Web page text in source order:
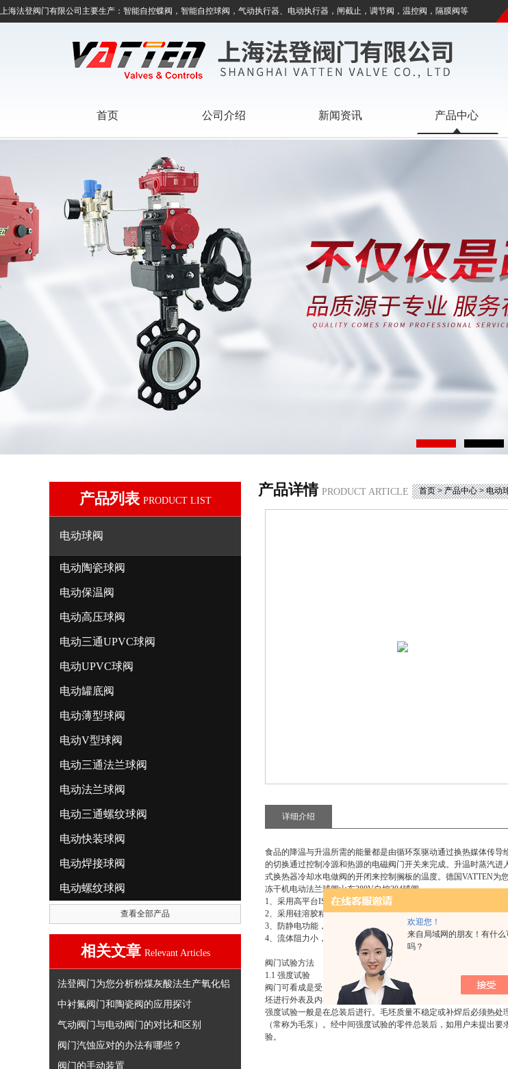
欢迎您！
来自局域网的朋友！有什么
吗？
上海法登阀门有限公司主要生产：智能自控蝶阀，智能自控球阀，气动执行器、电动执行器，闸截止，调节阀，温控阀，隔膜阀等
首页 公司介绍 新闻资讯 产品中心
产品列表 PRODUCT LIST
电动球阀
电动陶瓷球阀
电动保温阀
电动高压球阀
电动三通UPVC球阀
电动UPVC球阀
电动罐底阀
电动薄型球阀
电动V型球阀
电动三通法兰球阀
电动法兰球阀
电动三通螺纹球阀
电动快装球阀
电动焊接球阀
电动螺纹球阀
查看全部产品
相关文章 Relevant Articles
法登阀门为您分析粉煤灰酸法生产氧化铝
中衬氟阀门和陶瓷阀的应用探讨
气动阀门与电动阀门的对比和区别
阀门汽蚀应对的办法有哪些？
阀门的手动装置
产品详情 PRODUCT ARTICLE 首页>产品中心>电动
详细介绍
食品的降温与升温所需的能量都是由循环泵驱动通过换热媒体传
的切换通过控制冷源和热源的电磁阀门开关来完成。升温时蒸汽
式换热器冷却水电做阀的开闭来控制搁板的温度。德国VATTEN为
冻干机电动法兰球阀山东380V自控304球阀
1、采用高平台ISO5211标准设计，无需其它支架和连接轴，即可与
2、采用硅溶胶精密铸造，外形美观，紧密可靠，密封性好，使用
3、防静电功能，在球体、阀杆、阀体之间设置弹簧，能将开关过程
4、流体阻力小，全通径的球阀基本没有流阻，开闭迅速，从全开到
阀门试验方法
1.1 强度试验
阀门可看成是受压容器，故需满足承受介质压力而不渗漏的要求
坯进行外表及内在质量的严格检验外，还应逐台进行强度试验，以
强度试验一般是在总装后进行。毛坯质量不稳定或补焊后必须热
（常称为毛泵）。经中间强度试验的零件总装后，如用户未提出
验。